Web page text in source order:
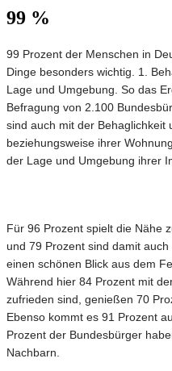
99 %
99 Prozent der Menschen in
Dinge besonders wichtig. 1.
Lage und Umgebung. So das
Befragung von 2.100
sind auch mit der Behaglichkeit
beziehungsweise ihrer
der Lage und Umgebung ihrer
Für 96 Prozent spielt die Nähe
und 79 Prozent sind damit
einen schönen Blick aus dem
Während hier 84 Prozent mit
zufrieden sind, genießen 70
Ebenso kommt es 91 Prozent
Prozent der Bundesbürger
Nachbarn.